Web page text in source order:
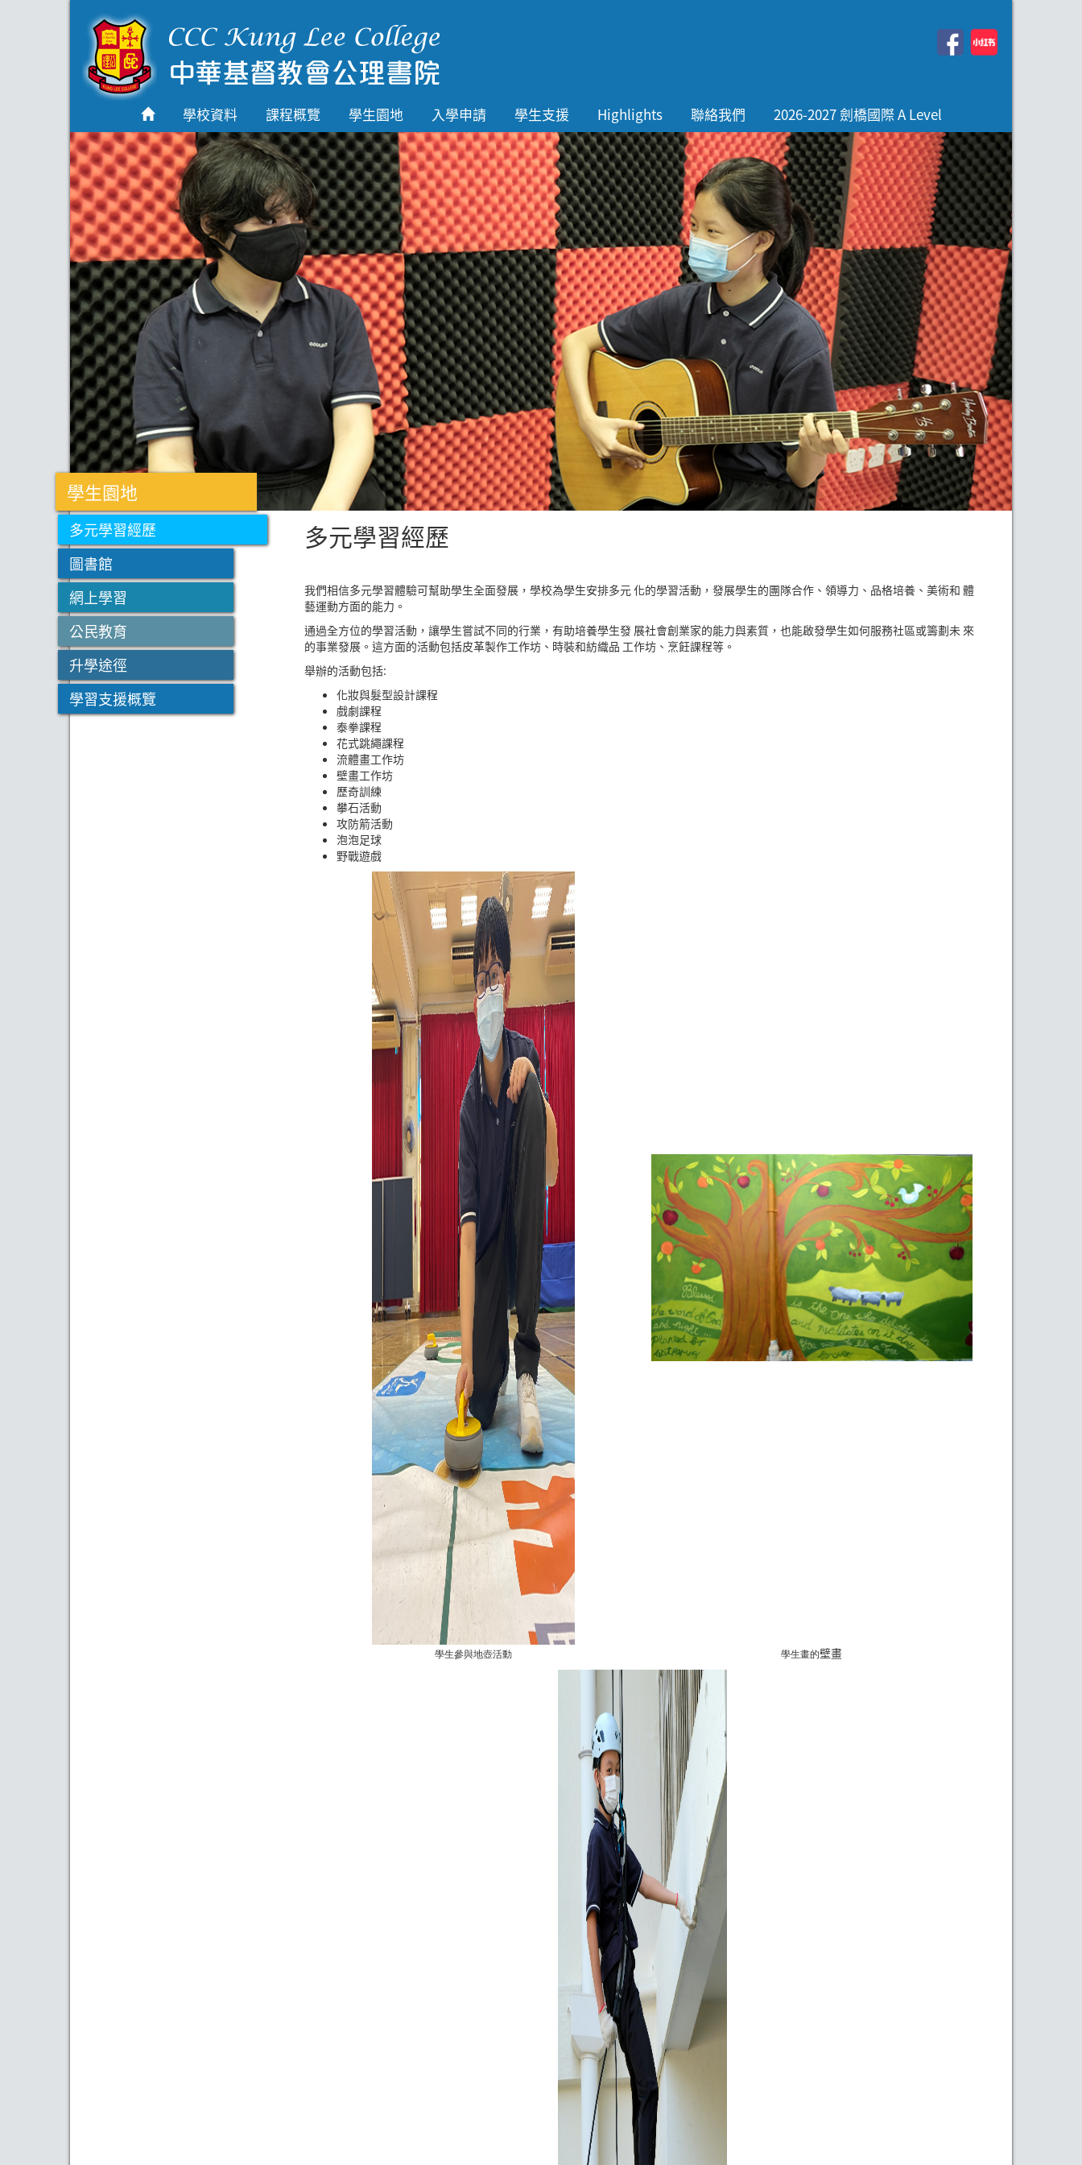
課程概覽
學生園地
入學申請
學生支援
Highlights
聯絡我們
2026-2027 劍橋國際
A Level
學校資料 課程概覽 學生園地 入學申請 學生支援 Highlights 聯絡我們 2026-2027 劍橋國際 A Level
學生園地
多元學習經歷
圖書館
網上學習
公民教育
升學途徑
學習支援概覽
多元學習經歷
我們相信多元學習體驗可幫助學生全面發展，學校為學生安排多元 化的學習活動，發展學生的團隊合作、領導力、品格培養、美術和 體
藝運動方面的能力。
通過全方位的學習活動，讓學生嘗試不同的行業，有助培養學生發 展社會創業家的能力與素質，也能啟發學生如何服務社區或籌劃未 來
的事業發展。這方面的活動包括皮革製作工作坊、時裝和紡織品 工作坊、烹飪課程等。
舉辦的活動包括:
化妝與髮型設計課程
戲劇課程
泰拳課程
花式跳繩課程
流體畫工作坊
壁畫工作坊
歷奇訓練
攀石活動
攻防箭活動
泡泡足球
野戰遊戲
學生參與地壺活動 學生畫的壁畫